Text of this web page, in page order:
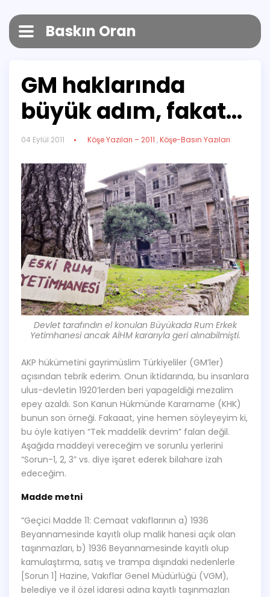
Baskın Oran
GM haklarında
büyük adım, fakat…
04 Eylül 2011 Köşe Yazıları – 2011 ,Köşe-Basın Yazıları
Devlet tarafındın el konulan Büyükada Rum Erkek
Yetimhanesi ancak AİHM kararıyla geri alınabilmişti.
AKP hükümetini gayrimüslim Türkiyeliler (GM’ler)
açısından tebrik ederim. Onun iktidarında, bu insanlara
ulus-devletin 1920’lerden beri yapageldiği mezalim
epey azaldı. Son Kanun Hükmünde Kararname (KHK)
bunun son örneği. Fakaaat, yine hemen söyleyeyim ki,
bu öyle katiyen “Tek maddelik devrim” falan değil.
Aşağıda maddeyi vereceğim ve sorunlu yerlerini
“Sorun-1, 2, 3” vs. diye işaret ederek bilahare izah
edeceğim.
Madde metni
“Geçici Madde 11: Cemaat vakıflarının a) 1936
Beyannamesinde kayıtlı olup malik hanesi açık olan
taşınmazları, b) 1936 Beyannamesinde kayıtlı olup
kamulaştırma, satış ve trampa dışındaki nedenlerle
[Sorun 1] Hazine, Vakıflar Genel Müdürlüğü (VGM),
belediye ve il özel idaresi adına kayıtlı taşınmazları